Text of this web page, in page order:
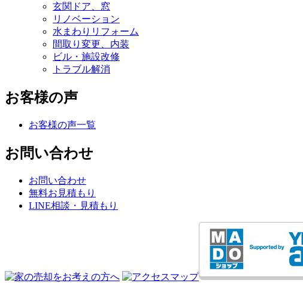
玄関ドア、窓
リノベーション
水まわりリフォーム
間取り変更、内装
ビル・施設改修
トラブル解消
お客様の声
お客様の声一覧
お問い合わせ
お問い合わせ
無料お見積もり
LINE相談・見積もり